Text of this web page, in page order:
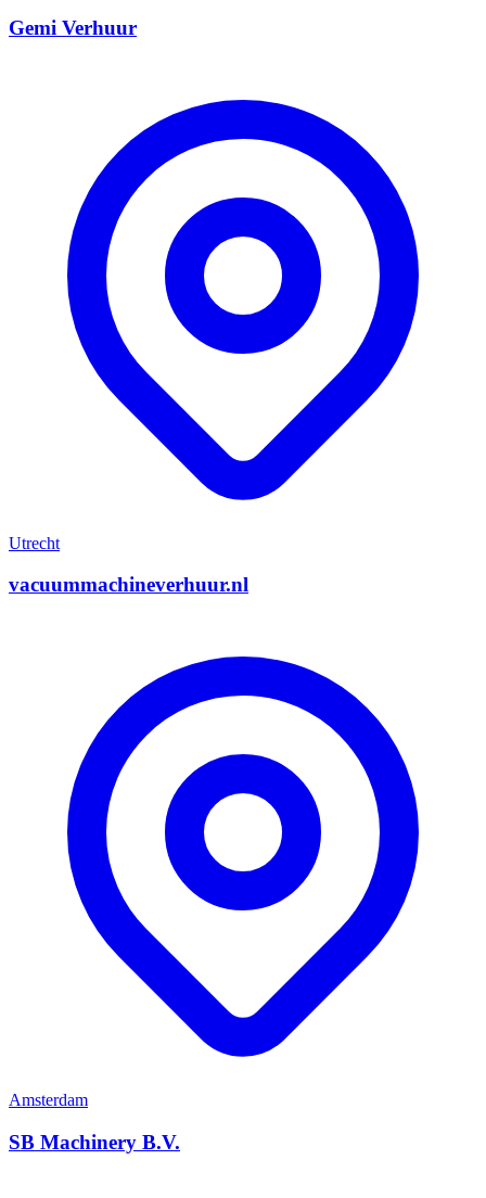
Gemi Verhuur
Utrecht
vacuummachineverhuur.nl
Amsterdam
SB Machinery B.V.